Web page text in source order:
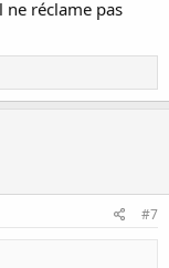
leurs avis courage
réclame pas
#7